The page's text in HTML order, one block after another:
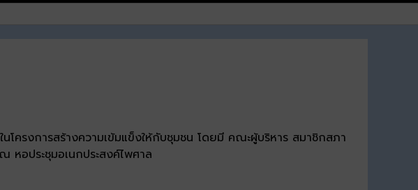
ครงการสร้างความเข้มแข็งให้กับชุมชน โดยมี คณะผู้บริหาร สมาชิกสภา
หอประชุมอเนกประสงค์ไพศาล